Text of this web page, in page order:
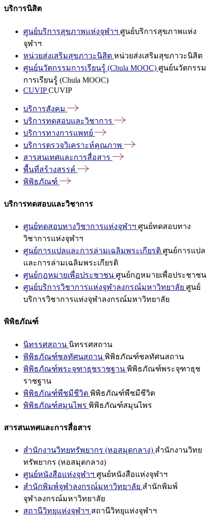
บริการนิสิต
ศูนย์บริการสุขภาพแห่งจุฬาฯ ศูนย์บริการสุขภาพแห่ง
จุฬาฯ
หน่วยส่งเสริมสุขภาวะนิสิต หน่วยส่งเสริมสุขภาวะนิสิต
ศูนย์นวัตกรรมการเรียนรู้ (Chula MOOC) ศูนย์นวัตกรรม
การเรียนรู้ (Chula MOOC)
CUVIPCUVIP
บริการสังคม
บริการทดสอบและวิชาการ
บริการทางการแพทย์
บริการตรวจวิเคราะห์คุณภาพ
สารสนเทศและการสื่อสาร
พื้นที่สร้างสรรค์
พิพิธภัณฑ์
บริการทดสอบและวิชาการ
ศูนย์ทดสอบทางวิชาการแห่งจุฬาฯ ศูนย์ทดสอบทาง
วิชาการแห่งจุฬาฯ
ศูนย์การแปลและการล่ามเฉลิมพระเกียรติ ศูนย์การแปล
และการล่ามเฉลิมพระเกียรติ
ศูนย์กฎหมายเพื่อประชาชน ศูนย์กฎหมายเพื่อประชาชน
ศูนย์บริการวิชาการแห่งจุฬาลงกรณ์มหาวิทยาลัย ศูนย์
บริการวิชาการแห่งจุฬาลงกรณ์มหาวิทยาลัย
พิพิธภัณฑ์
นิทรรศสถาน นิทรรศสถาน
พิพิธภัณฑ์ชลทัศนสถาน พิพิธภัณฑ์ชลทัศนสถาน
พิพิธภัณฑ์พระจุฑาธุชราชฐาน พิพิธภัณฑ์พระจุฑาธุช
ราชฐาน
พิพิธภัณฑ์พืชมีชีวิต พิพิธภัณฑ์พืชมีชีวิต
พิพิธภัณฑ์สมุนไพร พิพิธภัณฑ์สมุนไพร
สารสนเทศและการสื่อสาร
สำนักงานวิทยทรัพยากร (หอสมุดกลาง) สำนักงานวิทย
ทรัพยากร (หอสมุดกลาง)
ศูนย์หนังสือแห่งจุฬาฯ ศูนย์หนังสือแห่งจุฬาฯ
สำนักพิมพ์จุฬาลงกรณ์มหาวิทยาลัย สำนักพิมพ์
จุฬาลงกรณ์มหาวิทยาลัย
สถานีวิทยุแห่งจุฬาฯ สถานีวิทยุแห่งจุฬาฯ